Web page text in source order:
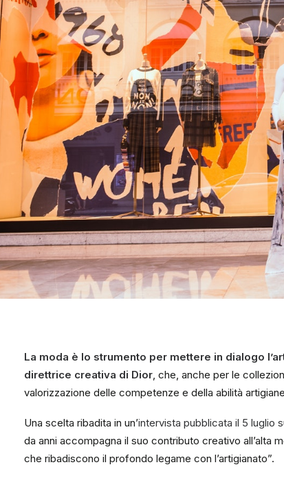
La moda è lo strumento per mettere in dialogo
direttrice creativa di Dior, che, anche per le
valorizzazione delle competenze e della abilità
Una scelta ribadita in un’intervista pubblicata il 5 luglio
da anni accompagna il suo contributo creativo all’alta
che ribadiscono il profondo legame con l’artigianato”.